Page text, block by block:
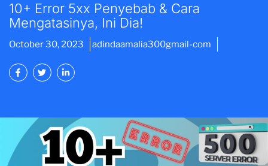
10+ Error 5xx Penyebab & Cara
Mengatasinya, Ini Dia!
October 30, 2023 adindaamalia300gmail-com